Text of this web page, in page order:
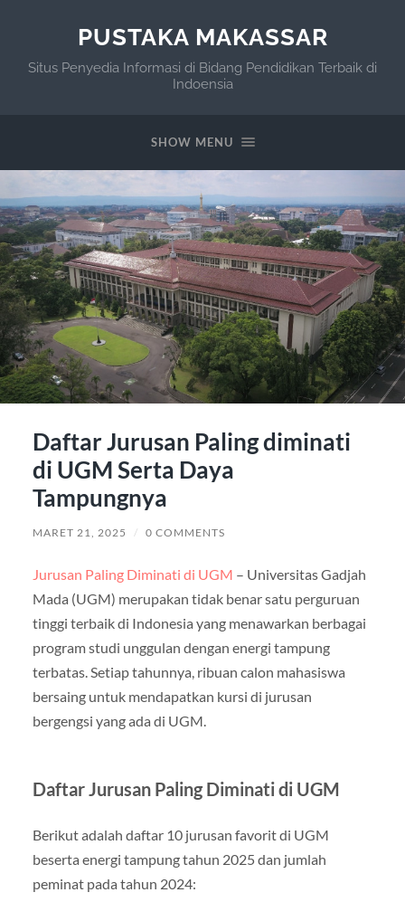
PUSTAKA MAKASSAR
Situs Penyedia Informasi di Bidang Pendidikan Terbaik di
Indoensia
SHOW MENU
Daftar Jurusan Paling diminati
di UGM Serta Daya
Tampungnya
MARET 21, 2025 / 0 COMMENTS
Jurusan Paling Diminati di UGM – Universitas Gadjah
Mada (UGM) merupakan tidak benar satu perguruan
tinggi terbaik di Indonesia yang menawarkan berbagai
program studi unggulan dengan energi tampung
terbatas. Setiap tahunnya, ribuan calon mahasiswa
bersaing untuk mendapatkan kursi di jurusan
bergengsi yang ada di UGM.
Daftar Jurusan Paling Diminati di UGM
Berikut adalah daftar 10 jurusan favorit di UGM
beserta energi tampung tahun 2025 dan jumlah
peminat pada tahun 2024: